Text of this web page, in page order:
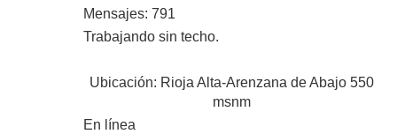
Mensajes: 791
Trabajando sin techo.
Ubicación: Rioja Alta-Arenzana de Abajo 550
msnm
En línea